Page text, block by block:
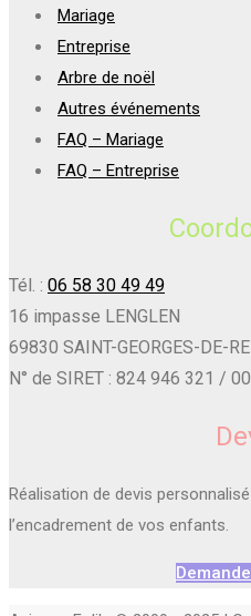
Mariage
Entreprise
Arbre de noël
Autres événements
FAQ – Mariage
FAQ – Entreprise
Tél. : 06 58 30 49 49
16 impasse LENGLEN
69830 SAINT-GEORGES-DE-
N° de SIRET : 824 946 321 /
Réalisation de devis
l’encadrement de vos enfants.